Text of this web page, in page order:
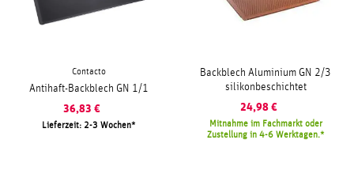
Contacto
Antihaft-Backblech GN 1/1
36,83 €
Lieferzeit: 2-3 Wochen
Backblech Aluminium GN 2/3
silikonbeschichtet
24,98 €
Mitnahme im Fachmarkt oder
Zustellung in 4-6 Werktagen.